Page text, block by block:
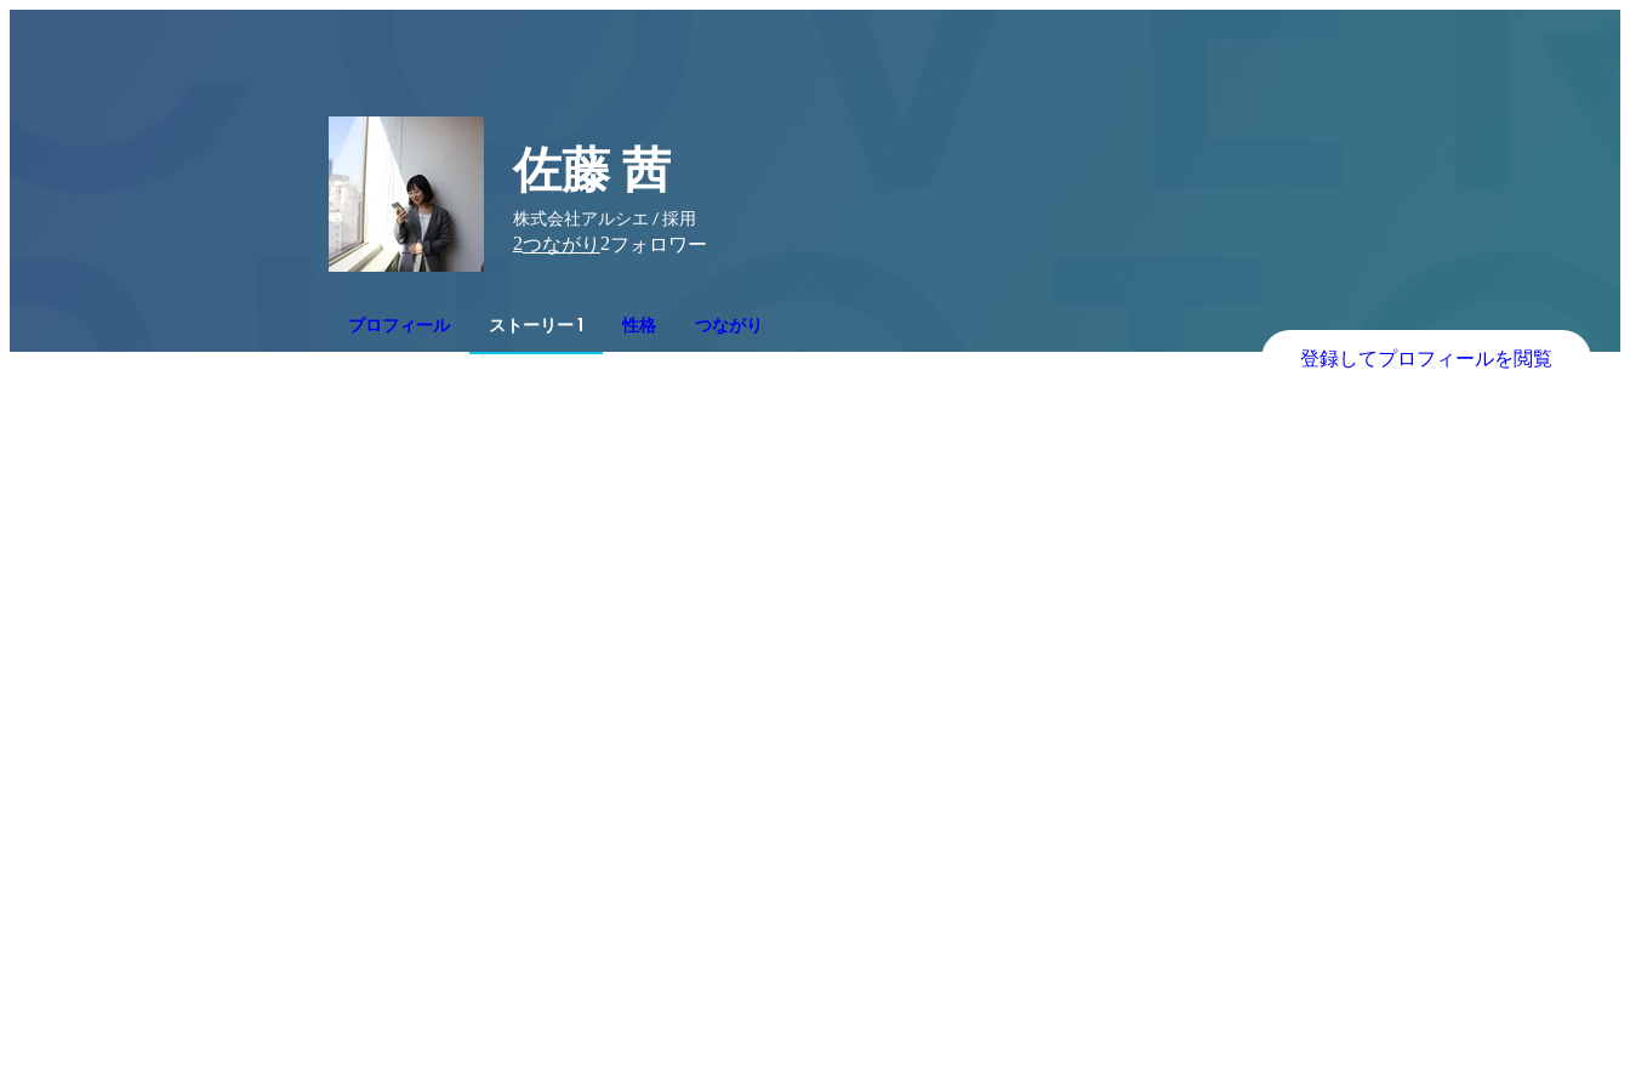
佐藤 茜
株式会社アルシエ / 採用
2つながり 2フォロワー
プロフィール ストーリー 1 性格 つながり
登録してプロフィールを閲覧